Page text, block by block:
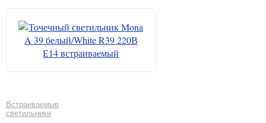
Встраиваемые
светильники